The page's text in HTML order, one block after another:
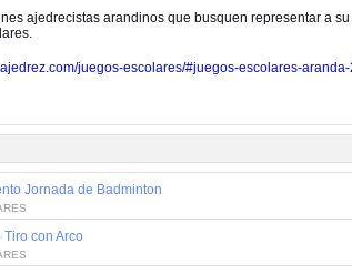
ajedrecistas arandinos que busquen representar a
juegos-escolares/#juegos-escolares-
Jornada de Badminton
con Arco